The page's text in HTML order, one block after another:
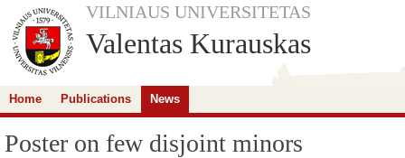
VILNIAUS UNIVERSITETAS
Valentas Kurauskas
Home Publications News
Poster on few disjoint minors